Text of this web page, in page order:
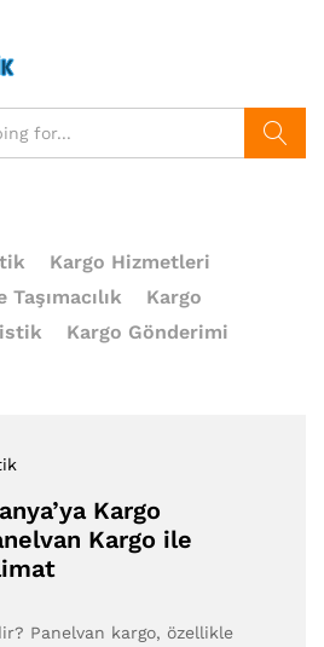
Kargo Hizmetleri
Kargo
Kargo Gönderimi
Kargo
Kargo ile
Panelvan kargo, özellikle